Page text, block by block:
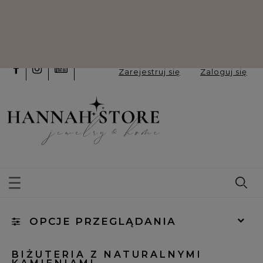
Zarejestruj się Zaloguj się
OPCJE PRZEGLĄDANIA
Kategorie: (wybierz)
BIŻUTERIA Z NATURALNYMI